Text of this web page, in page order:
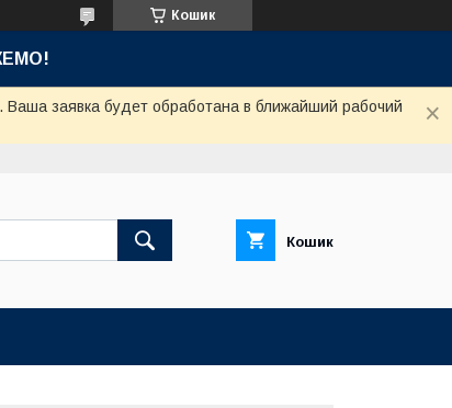
Кошик
заявка будет обработана в ближайший рабочий
Кошик